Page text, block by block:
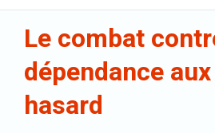
Le combat
dépendance
hasard